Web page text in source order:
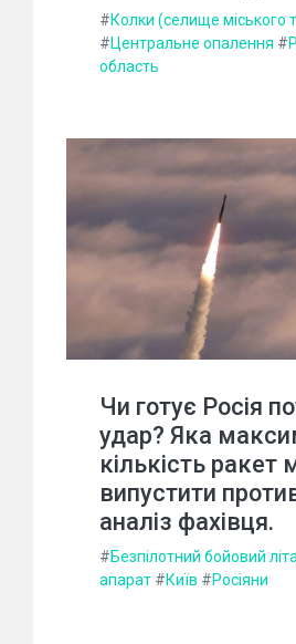
#Колки (селище міського
#Центральне опалення #
область
Чи готує Росія
удар? Яка
кількість ракет
випустити
аналіз фахівця.
#Безпілотний бойовий
апарат #Київ #Росіяни